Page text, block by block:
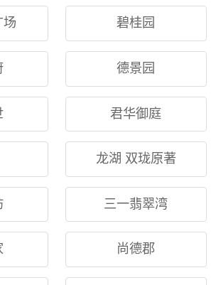
场 碧桂园
德景园
君华御庭
龙湖 双珑原著
三一翡翠湾
尚德郡